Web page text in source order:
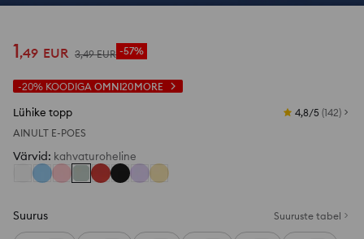
1,49 EUR 3,49 EUR -57%
-20% KOODIGA OMNI20MORE
Lühike topp 4,8/5 (142)
AINULT E-POES
Värvid: kahvaturoheline
Suurus Suuruste tabel